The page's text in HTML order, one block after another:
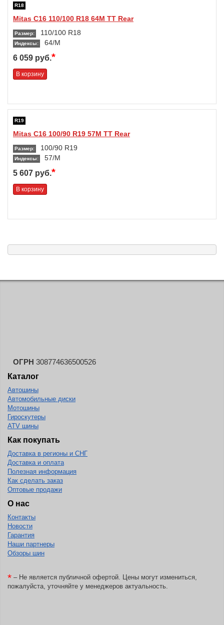
R18
Mitas C16 110/100 R18 64M TT Rear
Размер: 110/100 R18
Индексы: 64/M
6 059 руб.*
В корзину
R19
Mitas C16 100/90 R19 57M TT Rear
Размер: 100/90 R19
Индексы: 57/M
5 607 руб.*
В корзину
ОГРН 308774636500526
Каталог
Автошины
Автомобильные диски
Мотошины
Гироскутеры
ATV шины
Как покупать
Доставка в регионы и СНГ
Доставка и оплата
Полезная информация
Как сделать заказ
Оптовые продажи
О нас
Контакты
Новости
Гарантия
Наши партнеры
Обзоры шин
* – Не является публичной офертой. Цены могут измениться,
пожалуйста, уточняйте у менеджеров актуальность.